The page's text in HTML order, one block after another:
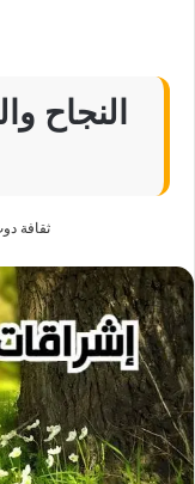
النجاح
ثقافة